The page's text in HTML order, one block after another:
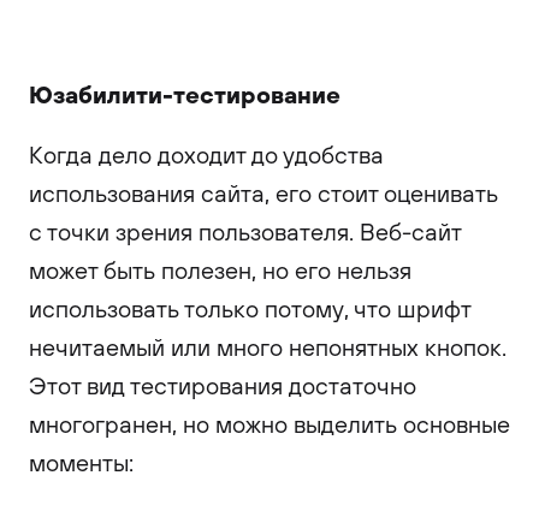
Юзабилити-тестирование
Когда дело доходит до удобства
использования сайта, его стоит оценивать
с точки зрения пользователя. Веб-сайт
может быть полезен, но его нельзя
использовать только потому, что шрифт
нечитаемый или много непонятных кнопок.
Этот вид тестирования достаточно
многогранен, но можно выделить основные
моменты: